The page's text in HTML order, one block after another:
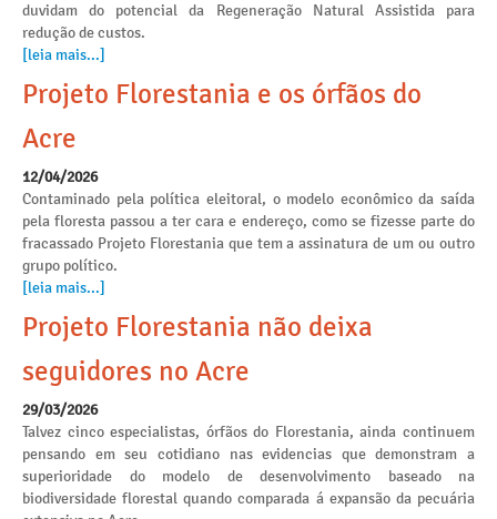
duvidam do potencial da Regeneração Natural Assistida para
redução de custos.
[leia mais...]
Projeto Florestania e os órfãos do
Acre
12/04/2026
Contaminado pela política eleitoral, o modelo econômico da saída
pela floresta passou a ter cara e endereço, como se fizesse parte do
fracassado Projeto Florestania que tem a assinatura de um ou outro
grupo político.
[leia mais...]
Projeto Florestania não deixa
seguidores no Acre
29/03/2026
Talvez cinco especialistas, órfãos do Florestania, ainda continuem
pensando em seu cotidiano nas evidencias que demonstram a
superioridade do modelo de desenvolvimento baseado na
biodiversidade florestal quando comparada á expansão da pecuária